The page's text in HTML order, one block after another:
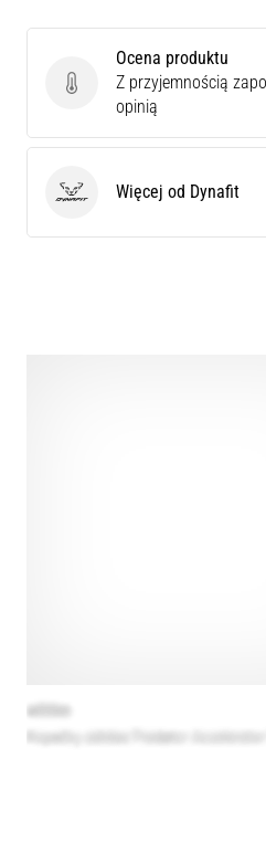
Ocena produktu
Ocena produktu
Z przyjemnością
opinią
DynafitWięcej od Dynafit